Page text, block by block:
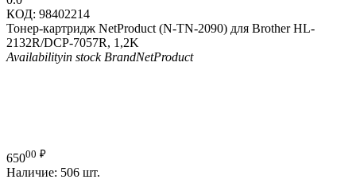
КОД: 98402214
Тонер-картридж NetProduct (N-TN-2090) для Brother HL-
2132R/DCP-7057R, 1,2K
Availabilityin stock BrandNetProduct
65000 ₽
Наличие: 506 шт.